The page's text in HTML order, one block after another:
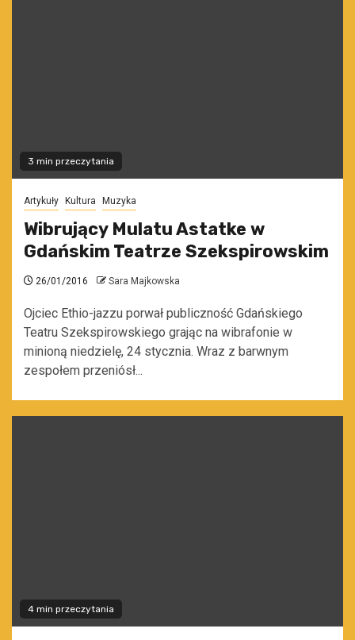
3 min przeczytania
Artykuły Kultura Muzyka
Wibrujący Mulatu Astatke w
Gdańskim Teatrze Szekspirowskim
26/01/2016 Sara Majkowska
Ojciec Ethio-jazzu porwał publiczność Gdańskiego
Teatru Szekspirowskiego grając na wibrafonie w
minioną niedzielę, 24 stycznia. Wraz z barwnym
zespołem przeniósł...
4 min przeczytania